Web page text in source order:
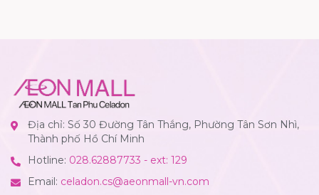
Địa chỉ: Số 30 Đường Tân Thắng, Phường Tân Sơn Nhì,
Thành phố Hồ Chí Minh
Hotline: 028.62887733 - ext: 129
Email: celadon.cs@aeonmall-vn.com